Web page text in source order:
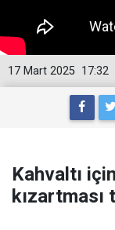
17:32
17 Mart 2025
Kahvaltı